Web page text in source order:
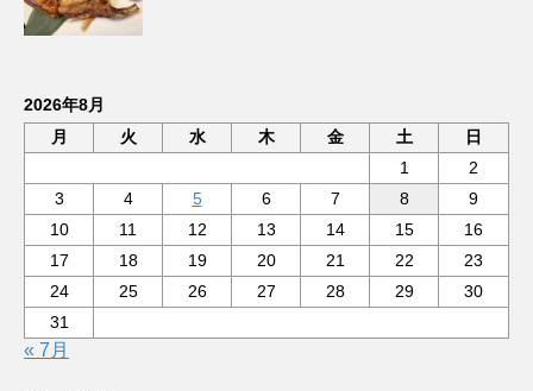
2026年8月
月
火 水 木 金 土
日
1
2
3
4 5 6 7 8
9
10
11 12 13 14 15
16
17
18 19 20 21 22
23
24
25 26 27 28 29
30
31
« 7月